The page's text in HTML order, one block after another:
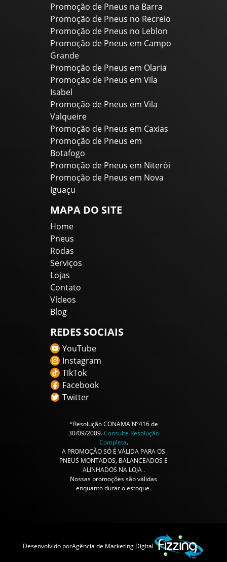
Promoção de Pneus na Barra
Promoção de Pneus no Recreio
Promoção de Pneus no Leblon
Promoção de Pneus em Campo
Grande
Promoção de Pneus em Olaria
Promoção de Pneus em Vila
Isabel
Promoção de Pneus em Vila
Valqueire
Promoção de Pneus em Caxias
Promoção de Pneus em
Botafogo
Promoção de Pneus em Niterói
Promoção de Pneus em Nova
Iguaçu
MAPA DO SITE
Home
Pneus
Rodas
Serviços
Lojas
Contato
Vídeos
Blog
REDES SOCIAIS
YouTube
Instagram
TikTok
Facebook
Twitter
*Resolução CONAMA Nº416 de
30/09/2009.Consulte Resolução
Completa.
A PROMOÇÃO SÓ É VÁLIDA PARA OS
PNEUS MONTADOS, BALANCEADOS E
ALINHADOS NA LOJA .
Nossas promoções são válidas
enquanto durar o estoque.
Desenvolvido porAgência de Marketing Digital